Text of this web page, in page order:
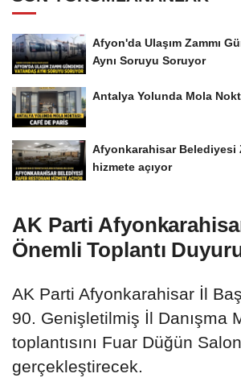
Afyon'da Ulaşım Zammı
Aynı Soruyu Soruyor
Antalya Yolunda Mola
Afyonkarahisar Belediyesi
hizmete açıyor
AK Parti
Önemli Toplantı
AK Parti Afyonkarahisar İl
90. Genişletilmiş İl Danışma
toplantısını Fuar Düğün
gerçekleştirecek.